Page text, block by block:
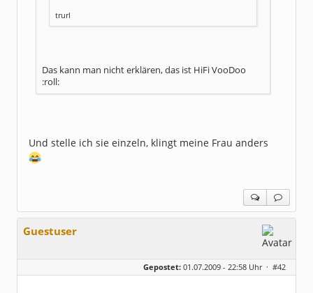
trurl
Das kann man nicht erklären, das ist HiFi VooDoo
:roll:
Und stelle ich sie einzeln, klingt meine Frau anders
Guestuser
Gepostet: 01.07.2009 - 22:58 Uhr · #42